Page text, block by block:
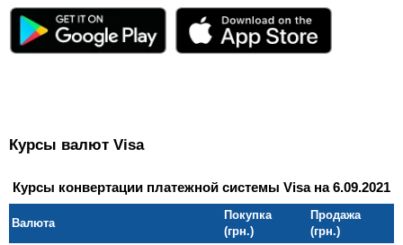
Курсы валют Visa
Курсы конвертации платежной системы Visa на 6.09.2021
Валюта
Покупка
(грн.)
Продажа
(грн.)